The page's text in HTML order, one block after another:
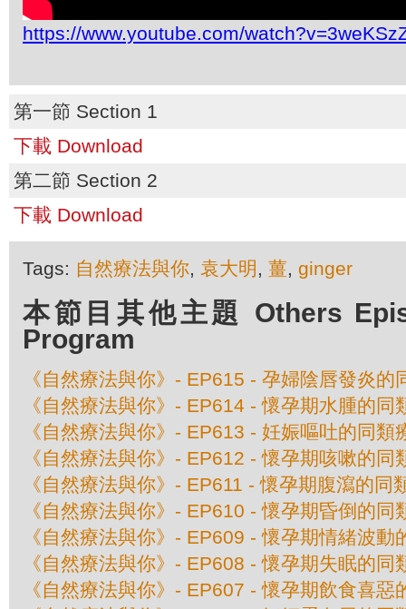
https://www.youtube.com/
第一節 Section 1
下載 Download
第二節 Section 2
下載 Download
Tags: 自然療法與你, 袁大明 , 薑, ginger
本節目其他主題 Others
Program
《自然療法與你》- EP615 - 孕婦陰唇發炎的
《自然療法與你》- EP614 - 懷孕期水腫的同
《自然療法與你》- EP613 - 妊娠嘔吐的同類
《自然療法與你》- EP612 - 懷孕期咳嗽的同
《自然療法與你》- EP611 - 懷孕期腹瀉的同
《自然療法與你》- EP610 - 懷孕期昏倒的同
《自然療法與你》- EP609 - 懷孕期情緒波動
《自然療法與你》- EP608 - 懷孕期失眠的同
《自然療法與你》- EP607 - 懷孕期飲食喜惡